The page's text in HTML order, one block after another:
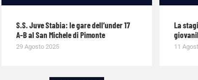
S.S. Juve Stabia: le gare dell’under 17
A-B al San Michele di Pimonte
29 Agosto 2025
La
11